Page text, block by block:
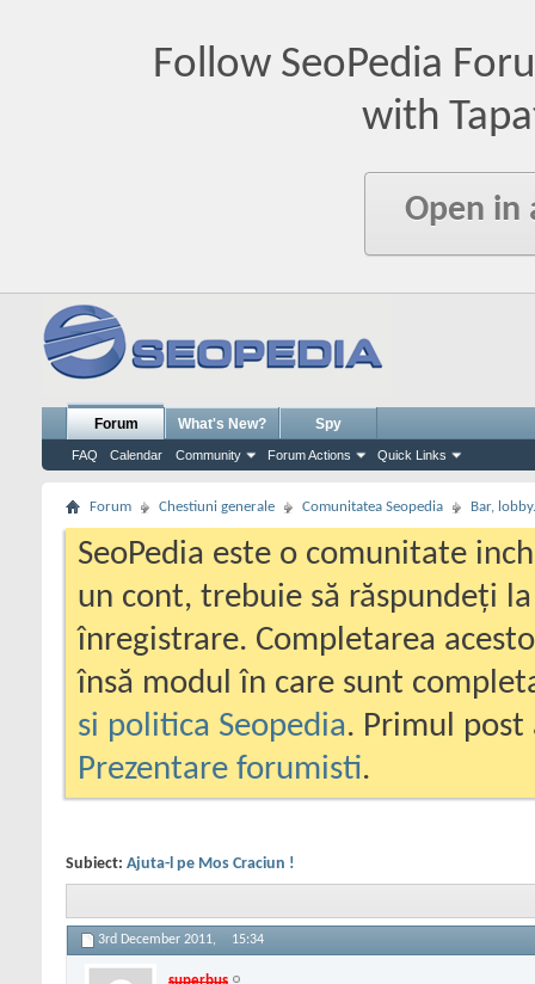
Follow SeoPedia
with
Open in
Forum
FAQ Calendar Community Forum Actions Quick Links
What's New? Spy
Forum Chestiuni generale Comunitatea Seopedia Bar,
SeoPedia este o comunitate
un cont, trebuie să răspundeți
înregistrare. Completarea
însă modul în care sunt
si politica Seopedia. Primul
Prezentare forumisti.
Subiect: Ajuta-l pe Mos Craciun !
3rd December 2011, 15:34
superbus